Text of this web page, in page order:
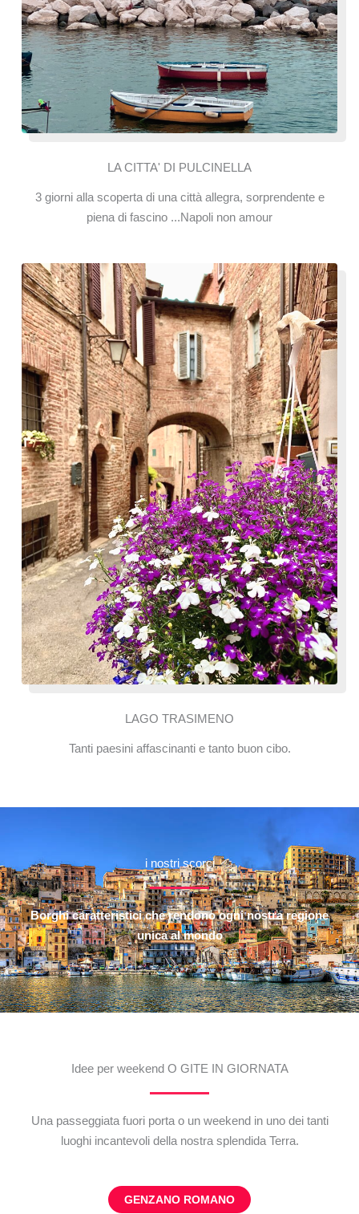
LA CITTA' DI PULCINELLA
3 giorni alla scoperta di una città allegra, sorprendente e
piena di fascino ...Napoli non amour
LAGO TRASIMENO
Tanti paesini affascinanti e tanto buon cibo.
i nostri scorci
Borghi caratteristici che rendono ogni nostra regione
unica al mondo
Idee per weekend O GITE IN GIORNATA
Una passeggiata fuori porta o un weekend in uno dei tanti
luoghi incantevoli della nostra splendida Terra.
GENZANO ROMANO